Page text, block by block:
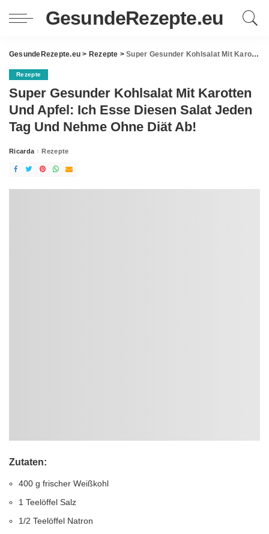
GesundeRezepte.eu
GesundeRezepte.eu > Rezepte >Super Gesunder Kohlsalat Mit Karotten Und Apfel: Ich Esse Diesen Salat Jeden Tag Und Nehme Ohne Diät Ab!
Rezepte
Super Gesunder Kohlsalat Mit Karotten
Und Apfel: Ich Esse Diesen Salat Jeden
Tag Und Nehme Ohne Diät Ab!
Posted
Ricarda Rezepte
Zutaten:
400 g frischer Weißkohl
1 Teelöffel Salz
1/2 Teelöffel Natron